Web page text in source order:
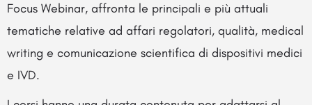
Focus Webinar, affronta le principali e più attuali
tematiche relative ad affari regolatori, qualità, medical
writing e comunicazione scientifica di dispositivi medici
e IVD.